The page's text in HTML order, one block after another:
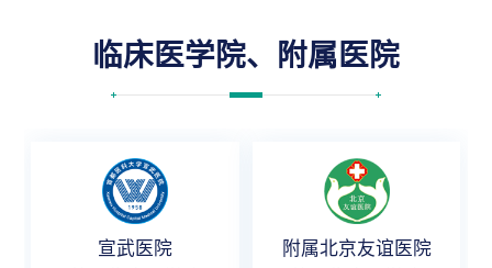
临床医学院、附属医院
宣武医院
附属北京友谊医院